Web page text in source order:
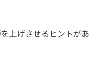
上げさせるヒントがあ